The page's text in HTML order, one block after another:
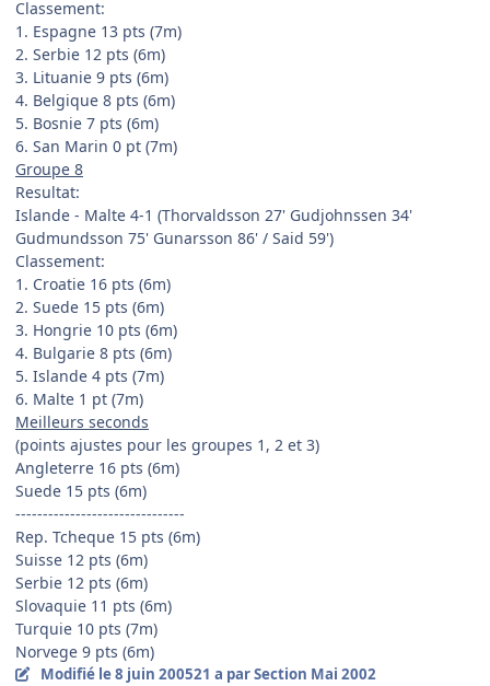
Classement:
1. Espagne 13 pts (7m)
2. Serbie 12 pts (6m)
3. Lituanie 9 pts (6m)
4. Belgique 8 pts (6m)
5. Bosnie 7 pts (6m)
6. San Marin 0 pt (7m)
Groupe 8
Resultat:
Islande - Malte 4-1 (Thorvaldsson 27' Gudjohnssen 34'
Gudmundsson 75' Gunarsson 86' / Said 59')
Classement:
1. Croatie 16 pts (6m)
2. Suede 15 pts (6m)
3. Hongrie 10 pts (6m)
4. Bulgarie 8 pts (6m)
5. Islande 4 pts (7m)
6. Malte 1 pt (7m)
Meilleurs seconds
(points ajustes pour les groupes 1, 2 et 3)
Angleterre 16 pts (6m)
Suede 15 pts (6m)
-------------------------------
Rep. Tcheque 15 pts (6m)
Suisse 12 pts (6m)
Serbie 12 pts (6m)
Slovaquie 11 pts (6m)
Turquie 10 pts (7m)
Norvege 9 pts (6m)
Modifié le 8 juin 200521 a par Section Mai 2002